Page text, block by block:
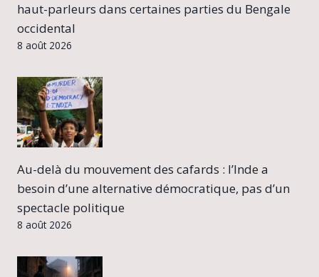
haut-parleurs dans certaines parties du Bengale
occidental
8 août 2026
Au-delà du mouvement des cafards : l’Inde a
besoin d’une alternative démocratique, pas d’un
spectacle politique
8 août 2026